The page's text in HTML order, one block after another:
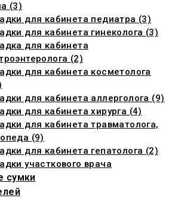
(3)
для кабинета педиатра (3)
для кабинета гинеколога (3)
для кабинета
(2)
для кабинета косметолога
для кабинета аллерголога (9)
для кабинета хирурга (4)
для кабинета травматолога,
(9)
для кабинета гепатолога (2)
участкового врача
сумки